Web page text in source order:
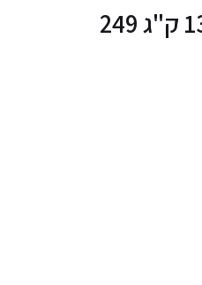
פריסקיז מעדני הים 13.6 ק"ג 249